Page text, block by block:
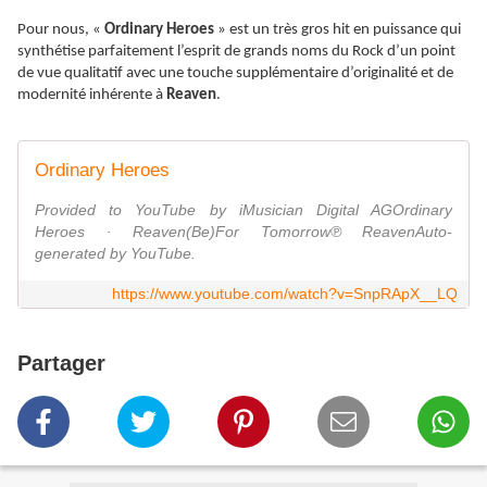
Pour nous, « Ordinary Heroes » est un très gros hit en puissance qui
synthétise parfaitement l’esprit de grands noms du Rock d’un point
de vue qualitatif avec une touche supplémentaire d’originalité et de
modernité inhérente à Reaven.
Ordinary Heroes
Provided to YouTube by iMusician Digital AGOrdinary
Heroes · Reaven(Be)For Tomorrow℗ ReavenAuto-
generated by YouTube.
https://www.youtube.com/watch?v=SnpRApX__LQ
Partager